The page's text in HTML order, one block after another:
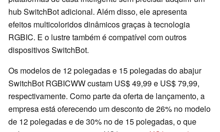
hub SwitchBot adicional. Além disso, ele apresenta
efeitos multicoloridos dinâmicos graças à tecnologia
RGBIC. E o lustre também é compatível com outros
dispositivos SwitchBot.
Os modelos de 12 polegadas e 15 polegadas do abajur
SwitchBot RGBICWW custam US$ 49,99 e US$ 79,99,
respectivamente. Como parte da oferta de lançamento, a
empresa está oferecendo um desconto de 26% no modelo
de 12 polegadas e de 30% no de 15 polegadas, o que